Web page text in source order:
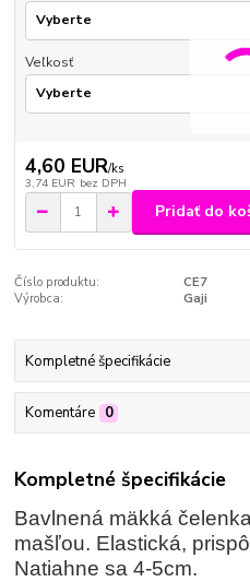
Veľkosť
4,60 EUR/ks
3,74 EUR bez DPH
Pridať do
Číslo produktu:
CE7
Výrobca:
Gaji
Kompletné špecifikácie
Komentáre 0
Kompletné špecifikácie
Bavlnená mäkká
mašľou. Elastická,
Natiahne sa 4-5cm.